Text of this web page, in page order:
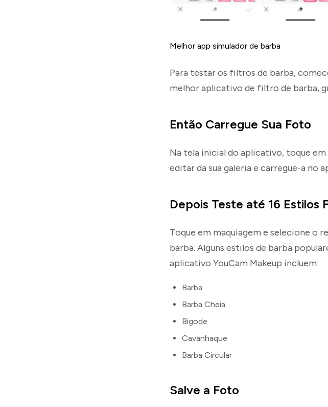
Melhor app simulador de barba
Para testar os filtros de barba,
melhor aplicativo de filtro de barba,
Então Carregue Sua Foto
Na tela inicial do aplicativo, toque em
editar da sua galeria e carregue-a no
Depois Teste até 16 Estilos
Toque em maquiagem e selecione o
barba. Alguns estilos de barba
aplicativo YouCam Makeup incluem:
Barba
Barba Cheia
Bigode
Cavanhaque
Barba Circular
Salve a Foto